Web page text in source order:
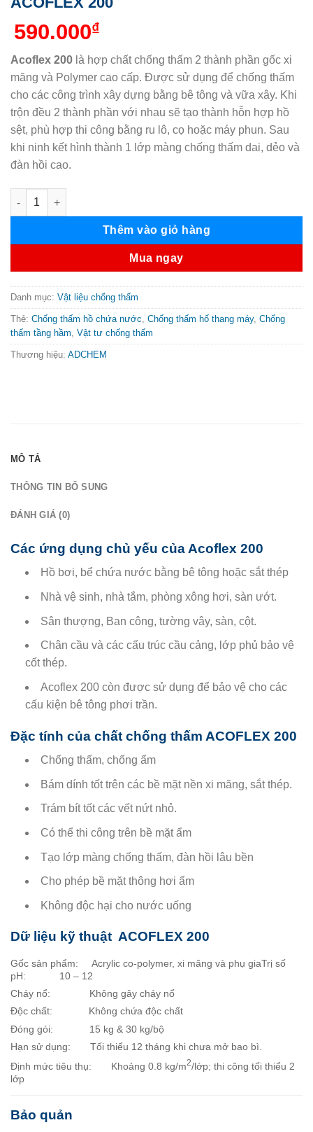
590.000₫
Acoflex 200 là hợp chất chống thấm 2 thành phần gốc xi
măng và Polymer cao cấp. Được sử dụng để chống thấm
cho các công trình xây dựng bằng bê tông và vữa xây. Khi
trộn đều 2 thành phần với nhau sẽ tạo thành hỗn hợp hồ
sệt, phù hợp thi công bằng ru lô, cọ hoặc máy phun. Sau
khi ninh kết hình thành 1 lớp màng chống thấm dai, dẻo và
đàn hồi cao.
ACOFLEX 200 số lượng
Thêm vào giỏ hàng
Mua ngay
Danh mục: Vật liệu chống thấm
Thẻ: Chống thấm hồ chứa nước Chống thấm hố thang máy, Chống
thấm tầng hầm Vật tư chống thấm
Thương hiệu: ADCHEM
MÔ TẢ
THÔNG TIN BỔ SUNG
ĐÁNH GIÁ (0)
Các ứng dụng chủ yếu của Acoflex 200
Hồ bơi, bể chứa nước bằng bê tông hoặc sắt thép
Nhà vệ sinh, nhà tắm, phòng xông hơi, sàn ướt.
Sân thượng, Ban công, tường vây, sàn, cột.
Chân cầu và các cấu trúc cầu cảng, lớp phủ bảo vệ
cốt thép.
Acoflex 200 còn được sử dụng để bảo vệ cho các
cấu kiện bê tông phơi trần.
Đặc tính của chất chống thấm ACOFLEX 200
Chống thấm, chống ẩm
Bám dính tốt trên các bề mặt nền xi măng, sắt thép.
Trám bít tốt các vết nứt nhỏ.
Có thể thi công trên bề mặt ẩm
Tạo lớp màng chống thấm, đàn hồi lâu bền
Cho phép bề mặt thông hơi ẩm
Không độc hại cho nước uống
Dữ liệu kỹ thuật ACOFLEX 200
Gốc sản phẩm: Acrylic co-polymer, xi măng và phụ giaTrị số
pH: 10 – 12
Cháy nổ: Không gây cháy nổ
Độc chất: Không chứa độc chất
Đóng gói: 15 kg & 30 kg/bộ
Hạn sử dụng: Tối thiểu 12 tháng khi chưa mở bao bì.
Định mức tiêu thụ: Khoảng 0.8 kg/m2/lớp; thi công tối thiểu 2
lớp
Bảo quản